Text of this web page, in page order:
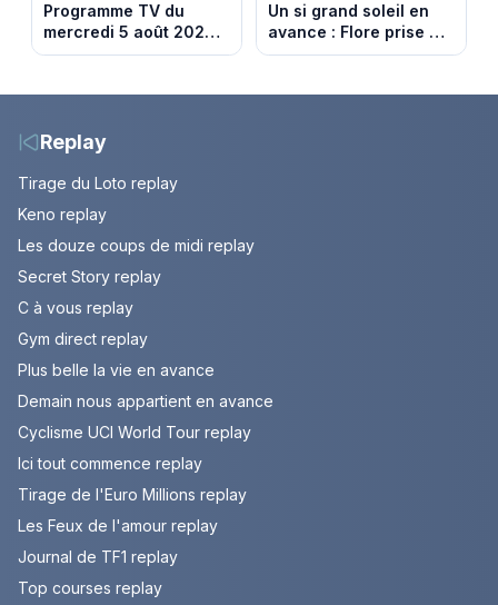
Programme TV du
mercredi 5 août 2026 :
notre sélection pour
Un si grand soleil en
avance : Flore prise au
piège. Episode du 6
Replay
Tirage du Loto replay
Keno replay
Les douze coups de midi replay
Secret Story replay
C à vous replay
Gym direct replay
Plus belle la vie en avance
Demain nous appartient en avance
Cyclisme UCI World Tour replay
Ici tout commence replay
Tirage de l'Euro Millions replay
Les Feux de l'amour replay
Journal de TF1 replay
Top courses replay